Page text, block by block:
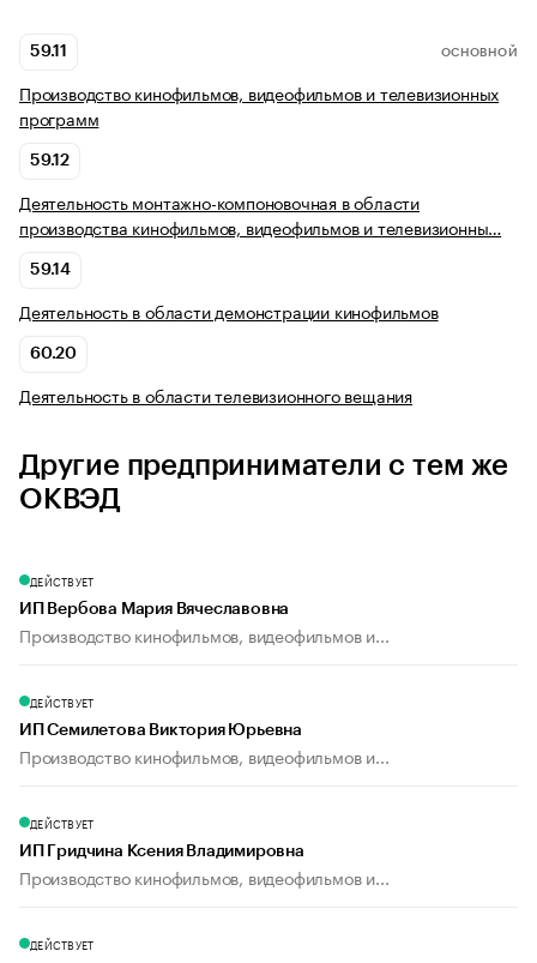
59.11 ОСНОВНОЙ
Производство кинофильмов, видеофильмов и телевизионных
программ
59.12
Деятельность монтажно-компоновочная в области
производства кинофильмов, видеофильмов и телевизионны…
59.14
Деятельность в области демонстрации кинофильмов
60.20
Деятельность в области телевизионного вещания
Другие предприниматели с тем же
ОКВЭД
ДЕЙСТВУЕТ
ИП Вербова Мария Вячеславовна
Производство кинофильмов, видеофильмов и...
ДЕЙСТВУЕТ
ИП Семилетова Виктория Юрьевна
Производство кинофильмов, видеофильмов и...
ДЕЙСТВУЕТ
ИП Гридчина Ксения Владимировна
Производство кинофильмов, видеофильмов и...
ДЕЙСТВУЕТ